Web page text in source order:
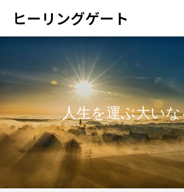
ヒーリングゲート
人生を運ぶ大い